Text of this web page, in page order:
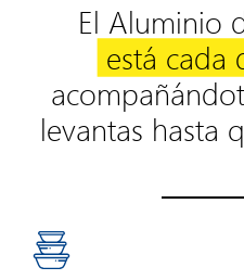
El Aluminio
está cada
levantas hasta